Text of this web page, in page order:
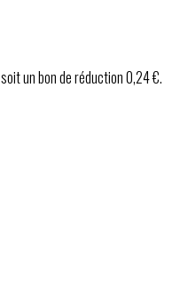
soit un bon de réduction0,24 €.